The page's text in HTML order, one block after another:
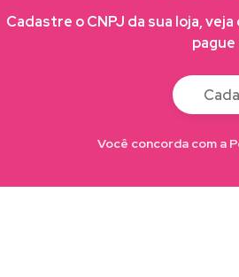
Cadastre o CNPJ da sua loja,
pague
Você concorda com a